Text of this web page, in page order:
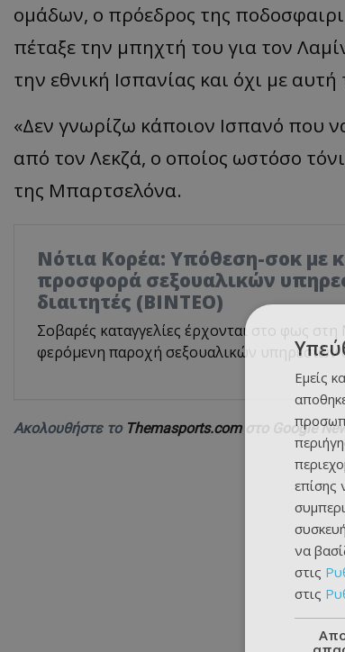
ομάδων, ο πρόεδρος της
πέταξε την μπηχτή του για τον
την εθνική Ισπανίας και όχι με
«Δεν γνωρίζω κάποιον Ισπανό που
από τον Λεκζά, ο οποίος ωστόσο
της Μπαρτσελόνα.
Νότια Κορέα: Υπόθεση-σοκ με
προσφορά σεξουαλικών
διαιτητές (BINTEO)
Σοβαρές καταγγελίες έρχονται στο φως
φερόμενη παροχή σεξουαλικών υπηρεσιών
Ακολουθήστε το Themasports.com στο Google
Εμείς
επίσης
να
στις
στις